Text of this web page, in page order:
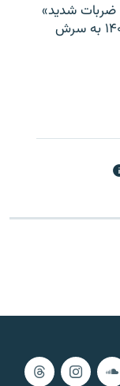
ضربات شدید»
که مأموران در هنگام بازداشت او در سال ۱۴۰۲ به سرش